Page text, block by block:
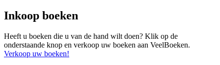
Inkoop boeken
Heeft u boeken die u van de hand wilt doen? Klik op de
onderstaande knop en verkoop uw boeken aan VeelBoeken.
Verkoop uw boeken!